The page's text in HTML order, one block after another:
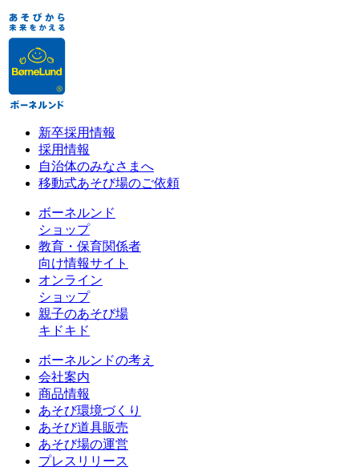
新卒採用情報
採用情報
自治体のみなさまへ
移動式あそび場のご依頼
ボーネルンド
ショップ
教育・保育関係者
向け情報サイト
オンライン
ショップ
親子のあそび場
キドキド
ボーネルンドの考え
会社案内
商品情報
あそび環境づくり
あそび道具販売
あそび場の運営
プレスリリース